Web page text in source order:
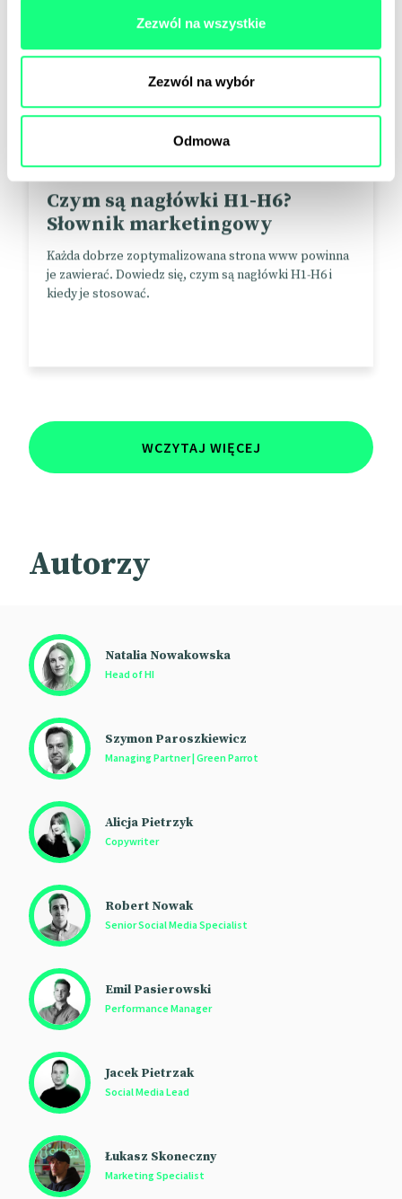
Zezwól na wszystkie
Zezwól na wybór
Odmowa
Czym są nagłówki H1-H6?
Słownik marketingowy
Każda dobrze zoptymalizowana strona www powinna
je zawierać. Dowiedz się, czym są nagłówki H1-H6 i
kiedy je stosować.
WCZYTAJ WIĘCEJ
Autorzy
Natalia Nowakowska
Head of HI
Szymon Paroszkiewicz
Managing Partner | Green Parrot
Alicja Pietrzyk
Copywriter
Robert Nowak
Senior Social Media Specialist
Emil Pasierowski
Performance Manager
Jacek Pietrzak
Social Media Lead
Łukasz Skoneczny
Marketing Specialist